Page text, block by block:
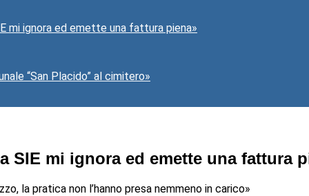
mi ignora ed emette una fattura piena»
“San Placido” al cimitero»
SIE mi ignora ed emette una fattura
la pratica non l’hanno presa nemmeno in carico»